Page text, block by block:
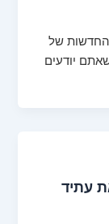
החדשות של
יודעים
עתיד